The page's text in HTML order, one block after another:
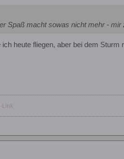
Spaß macht sowas nicht mehr - mir
heute fliegen, aber bei dem
Link